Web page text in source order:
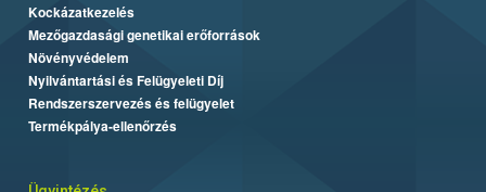
Kockázatkezelés
Mezőgazdasági genetikai erőforrások
Növényvédelem
Nyilvántartási és Felügyeleti Díj
Rendszerszervezés és felügyelet
Termékpálya-ellenőrzés